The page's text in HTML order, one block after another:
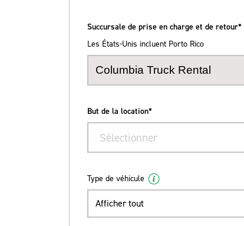
Succursale de prise en charge et de retour*
Les États-Unis incluent Porto Rico
But de la location*
Sélectionner
Type de véhicule
Afficher tout